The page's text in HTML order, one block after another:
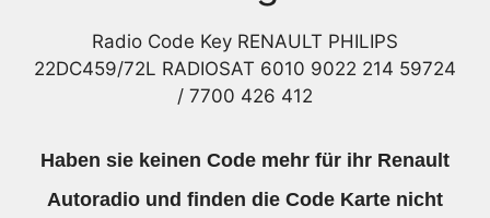
Radio Code Key RENAULT PHILIPS
22DC459/72L RADIOSAT 6010 9022 214 59724
/ 7700 426 412
Haben sie keinen Code mehr für ihr Renault
Autoradio und finden die Code Karte nicht